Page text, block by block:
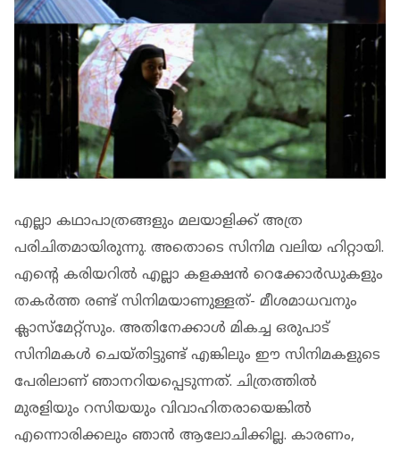
എല്ലാ കഥാപാത്രങ്ങളും മലയാളിക്ക് അത്ര
പരിചിതമായിരുന്നു. അതൊടെ സിനിമ വലിയ ഹിറ്റായി.
എന്റെ കരിയറിൽ‌ എല്ലാ കളക്ഷൻ റെക്കോർഡുകളും
തകർത്ത രണ്ട് സിനിമയാണുള്ളത്- മീശമാധവനും
ക്ലാസ്മേറ്റ്സും. അതിനേക്കാൾ മികച്ച ഒരുപാട്
സിനിമകൾ ചെയ്തിട്ടുണ്ട് എങ്കിലും ഈ സിനിമകളുടെ
പേരിലാണ് ഞാനറിയപ്പെടുന്നത്. ചിത്രത്തിൽ
മുരളിയും റസിയയും വിവാഹിതരായെങ്കിൽ
എന്നൊരിക്കലും ഞാൻ ആലോചിക്കില്ല. കാരണം,